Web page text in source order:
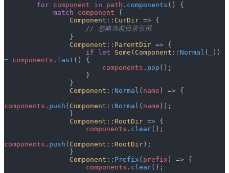
        for
component in path . components () {
            match
component {
                Component
:: CurDir => {
                    // 忽略当前目录引用
                }
                Component
:: ParentDir => {
                    if
let Some ( Component :: Normal (
= components . last () {
                        components
. pop ();
                    }
                }
                Component
:: Normal ( name ) => {
components . push ( Component :: Normal ( name ));
                }
                Component
:: RootDir => {
                    components
. clear();
components . push ( Component :: RootDir);
                }
                Component
:: Prefix ( prefix ) => {
                    components
. clear();